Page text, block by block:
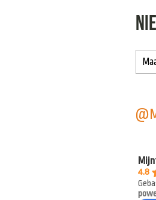
4.8